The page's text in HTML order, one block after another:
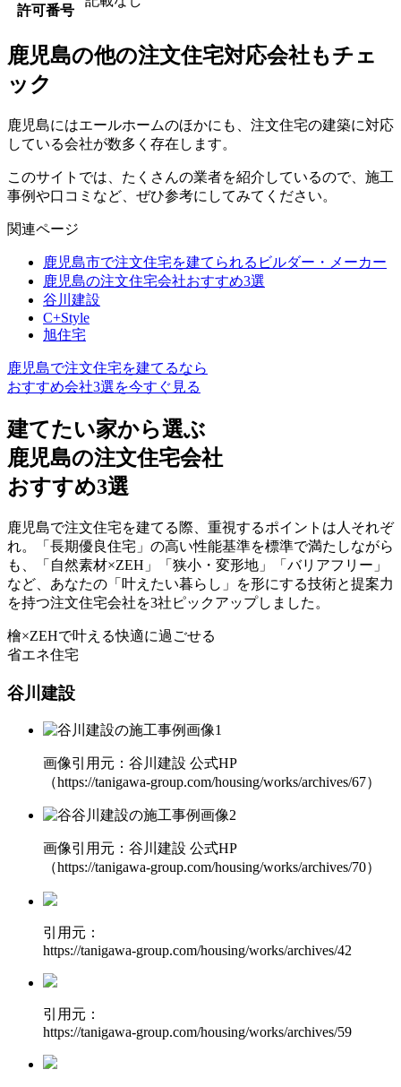
許可番号
鹿児島の他の注文住宅対応会社もチェ
ック
鹿児島にはエールホームのほかにも、注文住宅の建築に対応
している会社が数多く存在します。
このサイトでは、たくさんの業者を紹介しているので、施工
事例や口コミなど、ぜひ参考にしてみてください。
関連ページ
鹿児島市で注文住宅を建てられるビルダー・メーカー
鹿児島の注文住宅会社おすすめ3選
谷川建設
C+Style
旭住宅
鹿児島で注文住宅を建てるなら
おすすめ会社3選を今すぐ見る
建てたい家から選ぶ
鹿児島の注文住宅会社
おすすめ3選
鹿児島で注文住宅を建てる際、重視するポイントは人それぞ
れ。「長期優良住宅」の高い性能基準を標準で満たしながら
も、
「自然素材×ZEH」「狭小・変形地」「バリアフリー」
など、あなたの「叶えたい暮らし」を形にする技術と提案力
を持つ注文住宅会社を3社ピックアップしました。
檜×ZEHで叶える快適に過ごせる
省エネ住宅
谷川建設
画像引用元：谷川建設 公式HP
（https://tanigawa-group.com/housing/works/archives/67）
画像引用元：谷川建設 公式HP
（https://tanigawa-group.com/housing/works/archives/70）
引用元：
https://tanigawa-group.com/housing/works/archives/42
引用元：
https://tanigawa-group.com/housing/works/archives/59